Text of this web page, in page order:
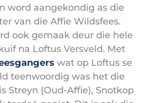
word aangekondig as die
van die Affie Wildsfees.
ook gemaak deur die hele
na Loftus Versveld. Met
wat op Loftus se
teenwoordig was het die
Streyn (Oud-Affie), Snotkop